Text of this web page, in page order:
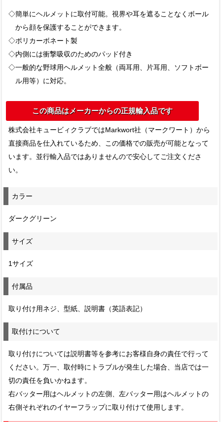
◇簡単にヘルメットに取付可能。視界や耳を遮ることなくボール
から顔を保護することができます。
◇ポリカーボネート製
◇内側には衝撃吸収のためのパッド付き
◇一般的な野球用ヘルメット全般（両耳用、片耳用、ソフトボー
ル用等）に対応。
この商品はメーカーからの正規輸入品です
株式会社キュービィクラブではMarkwort社（マークワート）から
直接商品を仕入れているため、この価格での販売が可能となって
います。並行輸入品ではありませんので安心してご注文くださ
い。
カラー
ダークグリーン
サイズ
1サイズ
付属品
取り付け用ネジ、型紙、説明書（英語表記）
取付けについて
取り付けについては説明書等を参考にお客様自身の責任で行って
ください。万一、取付時にトラブルが発生した場合、当店では一
切の責任を負いかねます。
右バッター用はヘルメットの左側、左バッター用はヘルメットの
右側それぞれのイヤーフラップに取り付けて使用します。